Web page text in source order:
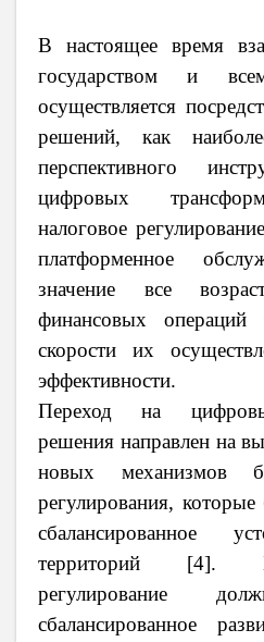
В настоящее время
государством и
осуществляется
решений, как
перспективного
цифровых
налоговое
платформенное
значение все
финансовых операций
скорости их
эффективности.
Переход на
решения направлен на
новых механизмов
регулирования,
сбалансированное
территорий [4].
регулирование
сбалансированное